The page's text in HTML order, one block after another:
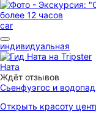
более 12 часов
car
индивидуальная
Ната
Ждёт отзывов
Сьенфуэгос и
Открыть красоту